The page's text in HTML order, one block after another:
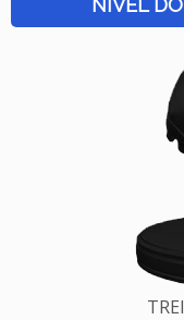
NÍVEL